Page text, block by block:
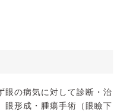
眼の病気に対して診断・治
眼形成・腫瘍手術（眼瞼下